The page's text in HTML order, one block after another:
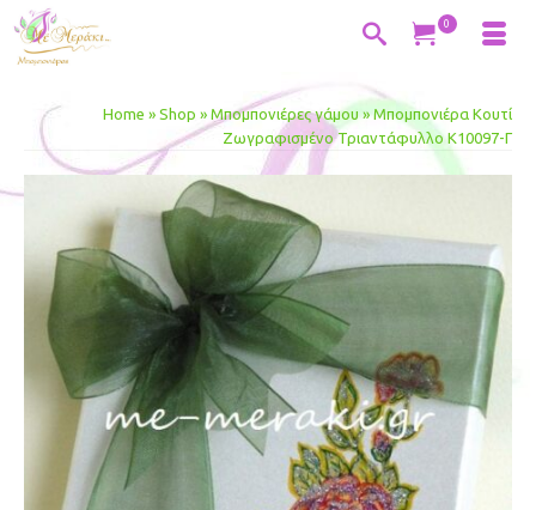
0
Home » Shop » Μπομπονιέρες γάμου » Μπομπονιέρα Κουτί
Ζωγραφισμένο Τριαντάφυλλο Κ10097-Γ